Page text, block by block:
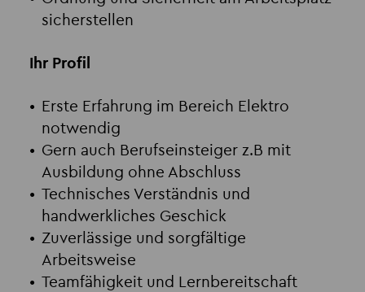
sicherstellen
Ihr Profil
Erste Erfahrung im Bereich Elektro
notwendig
Gern auch Berufseinsteiger z.B mit
Ausbildung ohne Abschluss
Technisches Verständnis und
handwerkliches Geschick
Zuverlässige und sorgfältige
Arbeitsweise
Teamfähigkeit und Lernbereitschaft